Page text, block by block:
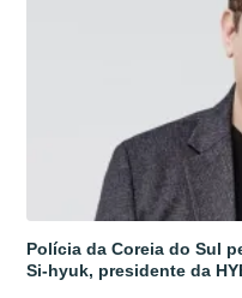
Polícia da Coreia do Sul
Si-hyuk, presidente da